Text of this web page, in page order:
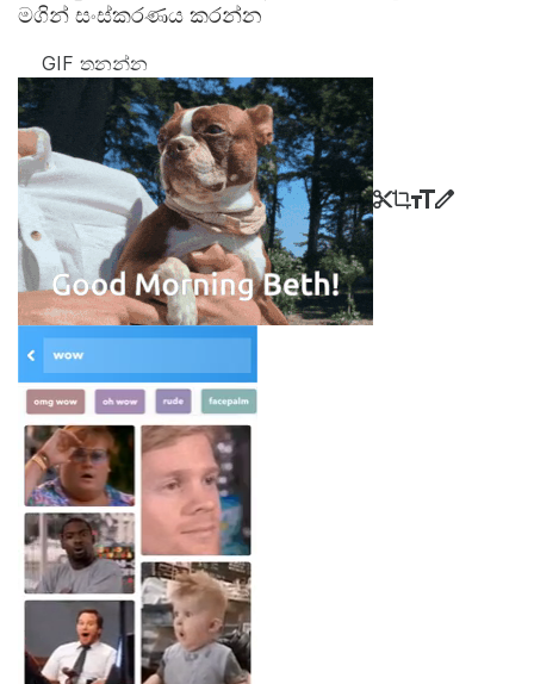
මගින් සංස්කරණය කරන්න
GIF තනන්න